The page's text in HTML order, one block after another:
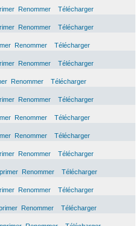
Renommer
Télécharger
Renommer
Télécharger
Renommer
Télécharger
Renommer
Télécharger
Renommer
Télécharger
Renommer
Télécharger
Renommer
Télécharger
Renommer
Télécharger
Renommer
Télécharger
Renommer
Télécharger
Renommer
Télécharger
Renommer
Télécharger